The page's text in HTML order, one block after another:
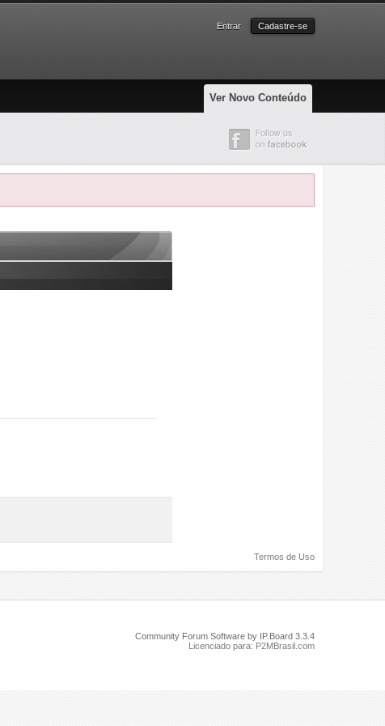
Entrar Cadastre-se
Ver Novo Conteúdo
Termos de Uso
Community Forum Software by IP.Board 3.3.4
Licenciado para: P2MBrasil.com